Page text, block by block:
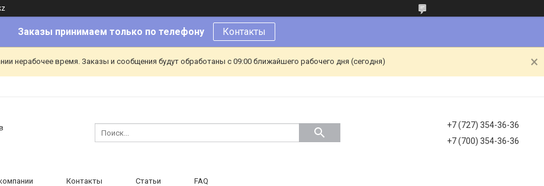
Заказы принимаем только по телефону Контакты
нерабочее время. Заказы и сообщения будут обработаны с 09:00 ближайшего рабочего дня (сегодня)
+7 (727) 354-36-36
+7 (700) 354-36-36
Контакты Статьи FAQ